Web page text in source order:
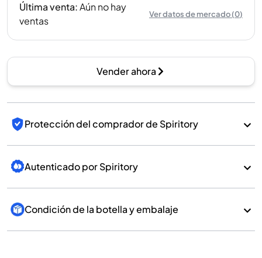
Última venta:Aún no hay
ventas
Ver datos de mercado(0)
Vender ahora
Protección del comprador de Spiritory
Autenticado por Spiritory
Condición de la botella y embalaje